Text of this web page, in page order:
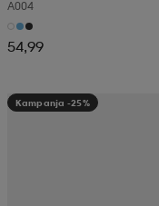
A004
54,99
Kampanja -25%